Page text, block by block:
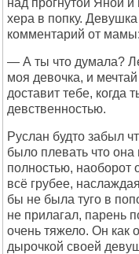
над прогнутой Яной и
хера в попку.
комментарий от мамы:
— А ты что думала?
моя девочка, и
доставит тебе, когда
девственностью.
Руслан будто забыл
было плевать что она
полностью, наоборот
всё грубее,
бы не была туго в
не прилагал, парень
очень тяжело. Он как
дырочкой своей